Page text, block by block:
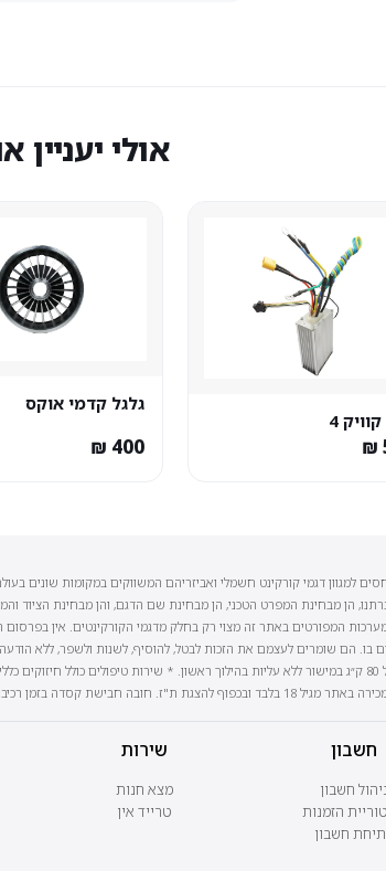
אולי יעניין
4
גלגל קדמי אוקס
למגוון דגמי קורקינט חשמלי ואביזריהם המשווקים במקומות שונים
הן מבחינת המפרט הטכני, הן מבחינת שם הדגם, והן מבחינת הציוד
המפורטים באתר זה מצוי רק בחלק מדגמי הקורקינטים. אין
בו. הם שומרים לעצמם את הזכות לבטל, להוסיף, לשנות ולשפר, ללא
מוקדמת. ט.ל.ח. טווח הנסיעה נמדד במשקל 80 ק״ג במישור ללא עליות בהילוך ראשון. *
בזמן רכיבה! חובה לציית לחוקי הדרך.
חשבון
ניהול חשבון
הזמנות
חשבון
שירות
מצא חנות
טרייד אין